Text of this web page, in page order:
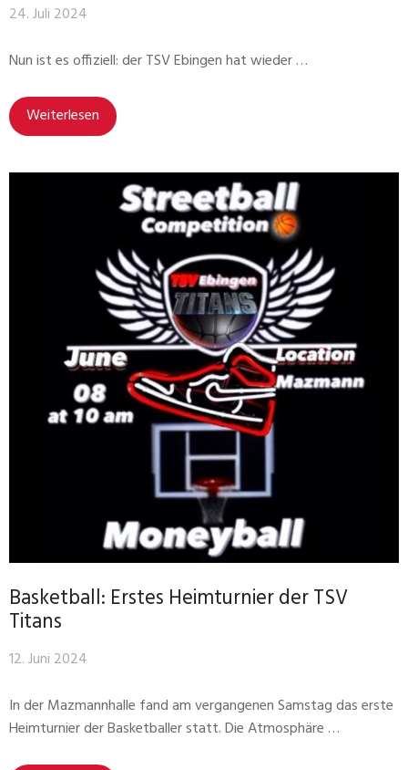
24. Juli 2024
Nun ist es offiziell: der TSV Ebingen hat wieder …
Weiterlesen
Basketball: Erstes Heimturnier der TSV
Titans
12. Juni 2024
In der Mazmannhalle fand am vergangenen Samstag das erste
Heimturnier der Basketballer statt. Die Atmosphäre …